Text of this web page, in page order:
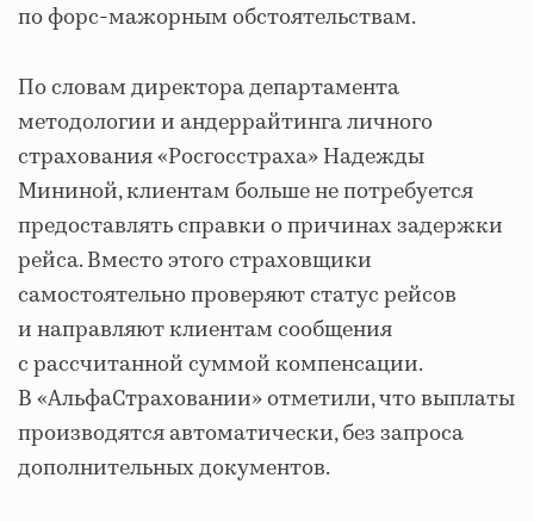
по форс-мажорным обстоятельствам.
По словам директора департамента
методологии и андеррайтинга личного
страхования «Росгосстраха» Надежды
Мининой, клиентам больше не потребуется
предоставлять справки о причинах задержки
рейса. Вместо этого страховщики
самостоятельно проверяют статус рейсов
и направляют клиентам сообщения
с рассчитанной суммой компенсации.
В «АльфаСтраховании» отметили, что выплаты
производятся автоматически, без запроса
дополнительных документов.